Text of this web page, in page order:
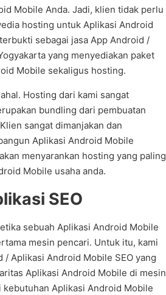
Mobile Anda. Jadi, klien tidak perlu
hosting untuk Aplikasi Android
sebagai jasa App Android /
yang menyediakan paket
Mobile sekaligus hosting.
Hosting dari kami sangat
bundling dari pembuatan
sangat dimanjakan dan
Aplikasi Android Mobile
menyarankan hosting yang paling
Mobile usaha anda.
SEO
sebuah Aplikasi Android Mobile
mesin pencari. Untuk itu, kami
/ Aplikasi Android Mobile SEO yang
Aplikasi Android Mobile di mesin
kebutuhan Aplikasi Android Mobile